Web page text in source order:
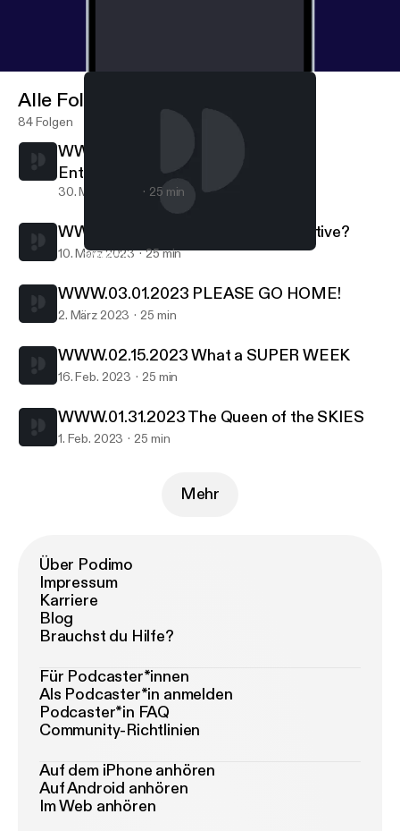
WWW.03.01.2023 PLEASE GO HOME!
Alle Folgen
84 Folgen
WWW.03.29.2023 Forbes Richest
Entertainers
30. März 2023 25 min
WWW.03.09.2023 Are you Competitive?
10. März 2023 25 min
WWW.03.01.2023 PLEASE GO HOME!
2. März 2023 25 min
WWW.02.15.2023 What a SUPER WEEK
16. Feb. 2023 25 min
WWW.01.31.2023 The Queen of the SKIES
1. Feb. 2023 25 min
Mehr
Über Podimo
Impressum
Karriere
Blog
Brauchst du Hilfe?
Für Podcaster*innen
Als Podcaster*in anmelden
Podcaster*in FAQ
Community-Richtlinien
Auf dem iPhone anhören
Auf Android anhören
Im Web anhören